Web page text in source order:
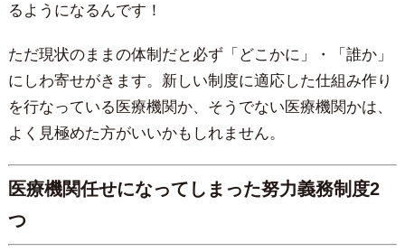
るようになるんです！
ただ現状のままの体制だと必ず「どこかに」・「誰か」
にしわ寄せがきます。新しい制度に適応した仕組み作り
を行なっている医療機関か、そうでない医療機関かは、
よく見極めた方がいいかもしれません。
医療機関任せになってしまった努力義務制度2
つ